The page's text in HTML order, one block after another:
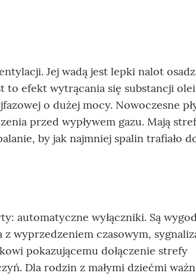
Jej wadą jest lepki nalot
to efekt wytrącania się substancji
o dużej mocy. Nowoczesne
przed wypływem gazu. Mają
by jak najmniej spalin trafiało
automatyczne wyłączniki. Są
wyprzedzeniem czasowym,
pokazującemu dołączenie strefy
Dla rodzin z małymi dziećmi